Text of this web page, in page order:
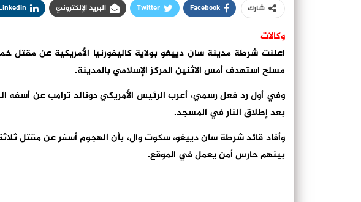
شارك Facebook
Twitter البريد الإلكتروني
وكالات
اعلنت شرطة مدينة سان دييغو بولاية كاليفورنيا الأمريكية عن مقتل
مسلح استهدف أمس الاثنين المركز الإسلامي بالمدينة.
وفي أول رد فعل رسمي، أعرب الرئيس الأمريكي دونالد ترامب عن أسفه
بعد إطلاق النار في المسجد.
وأفاد قائد شرطة سان دييغو، سكوت وال، بأن الهجوم أسفر عن مقتل
بينهم حارس أمن يعمل في الموقع.